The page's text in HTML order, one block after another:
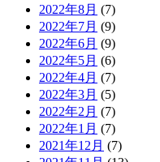
2022年8月 (7)
2022年7月 (9)
2022年6月 (9)
2022年5月 (6)
2022年4月 (7)
2022年3月 (5)
2022年2月 (7)
2022年1月 (7)
2021年12月 (7)